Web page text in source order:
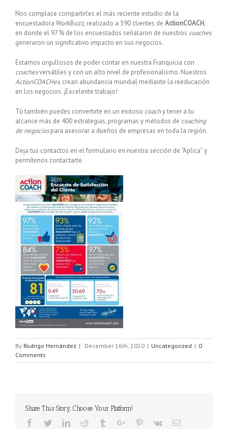
Nos complace compartirles el más reciente estudio de la
encuestadora WorkBuzz, realizado a 590 clientes de ActionCOACH,
en donde el 97 % de los encuestados señalaron de nuestros coaches
generaron un significativo impacto en sus negocios.
Estamos orgullosos de poder contar en nuestra Franquicia con
coachesversátiles y con un alto nivel de profesionalismo. Nuestros
ActionCOACHes, crean abundancia mundial mediante la reeducación
en los negocios. ¡Excelente trabajo!
Tú también puedes convertirte en un exitoso coachy tener a tu
alcance más de 400 estrategias, programas y métodos de coaching
de negociospara asesorar a dueños de empresas en toda la región.
Deja tus contactos en el formulario en nuestra sección de “Aplica” y
permítenos contactarte.
By Rodrigo Hernández | December 16th, 2020 | Uncategorized | 0
Comments
Share This Story, Choose Your Platform!
Facebook
TwitterLinkedinReddit TumblrGoogle+Pinterest
Vk Email